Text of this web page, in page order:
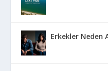
Erkekler Neden